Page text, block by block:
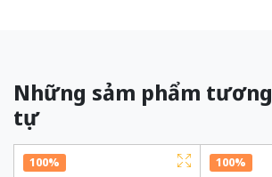
Những sảm phẩm tương
tự
100% 100%